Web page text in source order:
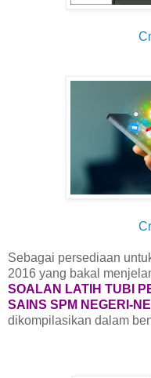
Sebagai persediaan
2016 yang bakal
SOALAN LATIH TUBI
SAINS SPM NEGERI-
dikompilasikan dalam